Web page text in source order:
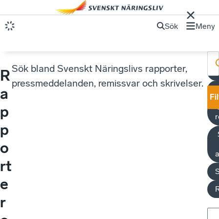
Sök Meny
R
a
p
p
o
rt
e
r
Sök bland Svenskt Näringslivs rapporter,
pressmeddelanden, remissvar och skrivelser.